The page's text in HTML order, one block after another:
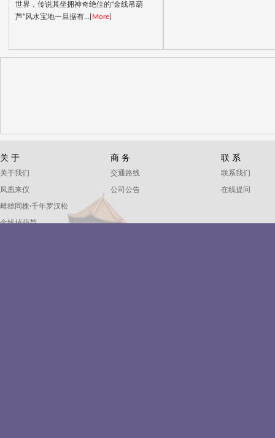
世界，传说其坐拥神奇绝佳的“金线吊葫
芦”风水宝地一旦据有...[More]
关 于
关于我们
凤凰来仪
雌雄同株·千年罗汉松
金线掉葫芦
商 务
交通路线
公司公告
联 系
联系我们
在线提问